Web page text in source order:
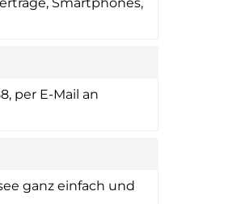
per E-Mail an
ganz einfach und